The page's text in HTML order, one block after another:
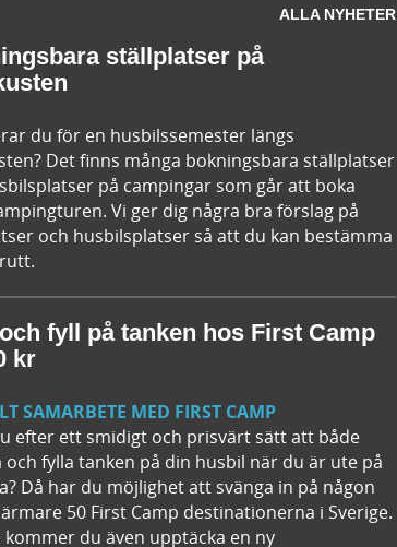
ALLA NYHETER
ställplatser på
du för en husbilssemester längs
Det finns många bokningsbara ställplatser
på campingar som går att boka
Vi ger dig några bra förslag på
och husbilsplatser så att du kan bestämma
fyll på tanken hos First Camp
kr
SAMARBETE MED FIRST CAMP
efter ett smidigt och prisvärt sätt att både
fylla tanken på din husbil när du är ute på
Då har du möjlighet att svänga in på någon
50 First Camp destinationerna i Sverige.
kommer du även upptäcka en ny